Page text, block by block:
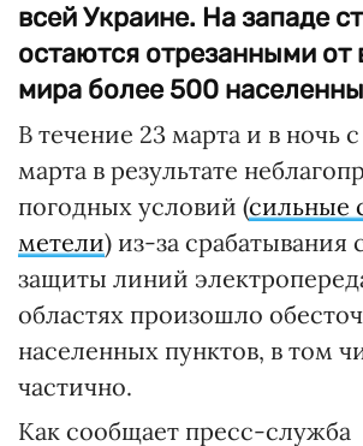
всей Украине. На западе
остаются отрезанными от
мира более 500
В течение 23 марта и в ночь
марта в результате
погодных условий (сильные
метели) из-за срабатывания
защиты линий
областях произошло
населенных пунктов, в том
частично.
Как сообщает пресс-служба